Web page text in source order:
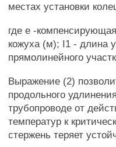
местах установки
где е -
кожуха (м); I1 - длина
прямолинейного
Выражение (2)
продольного
трубопроводе от
температур к
стержень теряет